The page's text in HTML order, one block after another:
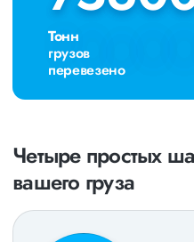
Тонн
грузов
перевезено
Четыре простых
вашего груза